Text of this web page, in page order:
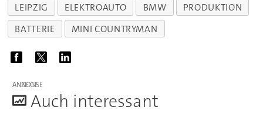
LEIPZIG ELEKTROAUTO BMW
PRODUKTION
BATTERIE
MINI COUNTRYMAN
ANZEIGE
Auch interessant